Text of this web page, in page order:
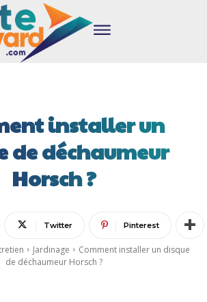
installer un
de déchaumeur
Horsch ?
Twitter Pinterest
Jardinage
Comment installer un disque
de déchaumeur Horsch ?